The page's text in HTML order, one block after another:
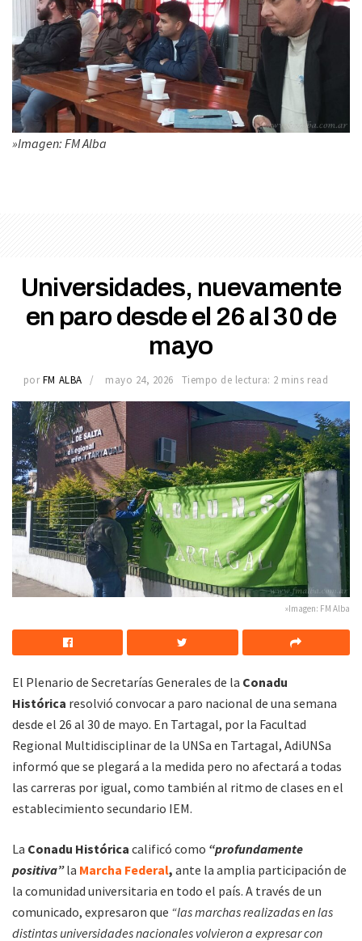
»Imagen: FM Alba
Universidades, nuevamente
en paro desde el 26 al 30 de
mayo
por FM ALBA mayo 24, 2026 Tiempo de lectura: 2 mins read
»Imagen: FM Alba
El Plenario de Secretarías Generales de la Conadu
Histórica resolvió convocar a paro nacional de una semana
desde el 26 al 30 de mayo. En Tartagal, por la Facultad
Regional Multidisciplinar de la UNSa en Tartagal, AdiUNSa
informó que se plegará a la medida pero no afectará a todas
las carreras por igual, como también al ritmo de clases en el
establecimiento secundario IEM.
La Conadu Histórica calificó como “profundamente
positiva”la Marcha Federal, ante la amplia participación de
la comunidad universitaria en todo el país. A través de un
comunicado, expresaron que “las marchas realizadas en las
distintas universidades nacionales volvieron a expresar con